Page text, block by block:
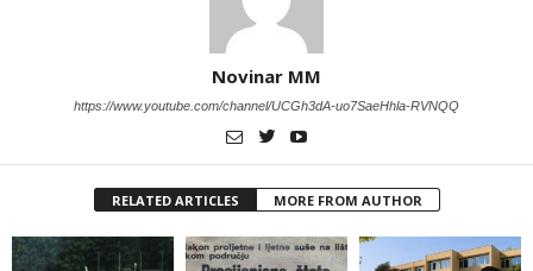
Novinar MM
https://www.youtube.com/channel/UCGh3dA-uo7SaeHhla-RVNQQ
RELATED ARTICLES MORE FROM AUTHOR